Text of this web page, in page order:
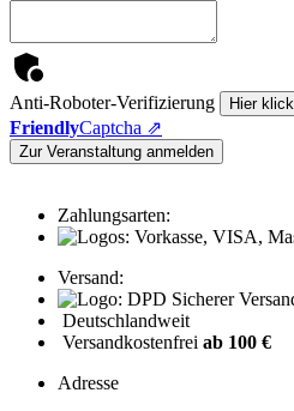
Anti-Roboter-Verifizierung Hier
FriendlyCaptcha ⇗
Zur Veranstaltung anmelden
Zahlungsarten:
Versand:
Sicherer
Deutschlandweit
Versandkostenfrei ab 100 €
Adresse